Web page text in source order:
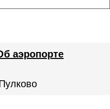
аэропорте